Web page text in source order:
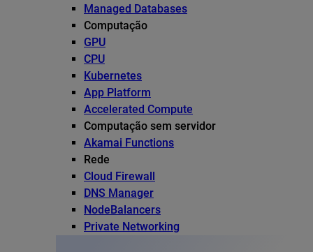
Managed Databases
Computação
GPU
CPU
Kubernetes
App Platform
Accelerated Compute
Computação sem servidor
Akamai Functions
Rede
Cloud Firewall
DNS Manager
NodeBalancers
Private Networking